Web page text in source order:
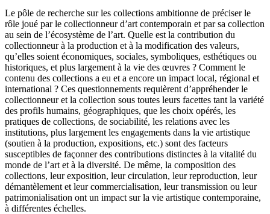
Le pôle de recherche sur les collections ambitionne de préciser le
rôle joué par le collectionneur d’art contemporain et par sa collection
au sein de l’écosystème de l’art. Quelle est la contribution du
collectionneur à la production et à la modification des valeurs,
qu’elles soient économiques, sociales, symboliques, esthétiques ou
historiques, et plus largement à la vie des œuvres ? Comment le
contenu des collections a eu et a encore un impact local, régional et
international ? Ces questionnements requièrent d’appréhender le
collectionneur et la collection sous toutes leurs facettes tant la variété
des profils humains, géographiques, que les choix opérés, les
pratiques de collections, de sociabilité, les relations avec les
institutions, plus largement les engagements dans la vie artistique
(soutien à la production, expositions, etc.) sont des facteurs
susceptibles de façonner des contributions distinctes à la vitalité du
monde de l’art et à la diversité. De même, la composition des
collections, leur exposition, leur circulation, leur reproduction, leur
démantèlement et leur commercialisation, leur transmission ou leur
patrimonialisation ont un impact sur la vie artistique contemporaine,
à différentes échelles.